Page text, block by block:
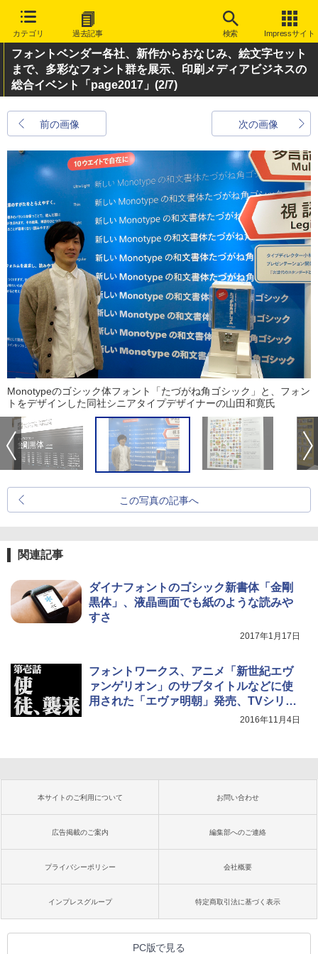
カテゴリ 過去記事 検索 Impressサイト
フォントベンダー各社、新作からおなじみ、絵文字セット
まで、多彩なフォント群を展示、印刷メディアビジネスの
総合イベント「page2017」 (2/7)
前の画像 次の画像
Monotypeのゴシック体フォント「たづがね角ゴシック」と、フォン
トをデザインした同社シニアタイプデザイナーの山田和寛氏
この写真の記事へ
関連記事
ダイナフォントのゴシック新書体「金剛
黒体」、液晶画面でも紙のような読みや
すさ
2017年1月17日
フォントワークス、アニメ「新世紀エヴ
ァンゲリオン」のサブタイトルなどに使
用された「エヴァ明朝」発売、TVシリー
2016年11月4日
本サイトのご利用について お問い合わせ
広告掲載のご案内 編集部へのご連絡
プライバシーポリシー 会社概要
インプレスグループ 特定商取引法に基づく表示
PC版で見る